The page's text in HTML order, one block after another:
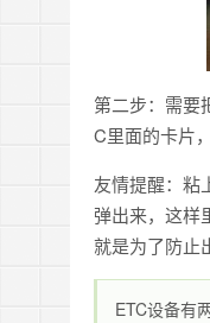
第二步：需要
C里面的卡片
友情提醒：粘
弹出来，这样
就是为了防止
ETC设备有